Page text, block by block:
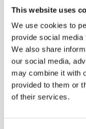
This website uses
We use cookies to
provide social
We also share
our social media,
may combine it with
provided to them or
of their services.
Можно и
Не